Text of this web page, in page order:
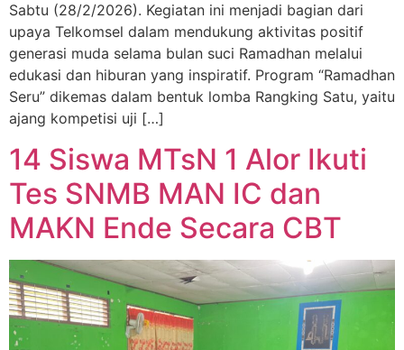
Sabtu (28/2/2026). Kegiatan ini menjadi bagian dari
upaya Telkomsel dalam mendukung aktivitas positif
generasi muda selama bulan suci Ramadhan melalui
edukasi dan hiburan yang inspiratif. Program “Ramadhan
Seru” dikemas dalam bentuk lomba Rangking Satu, yaitu
ajang kompetisi uji […]
14 Siswa MTsN 1 Alor Ikuti
Tes SNMB MAN IC dan
MAKN Ende Secara CBT